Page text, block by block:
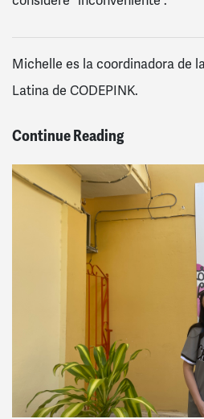
Michelle es la coordinadora de
Latina de CODEPINK.
Continue Reading